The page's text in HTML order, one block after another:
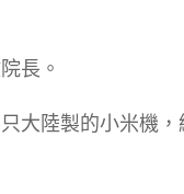
長。
大陸製的小米機